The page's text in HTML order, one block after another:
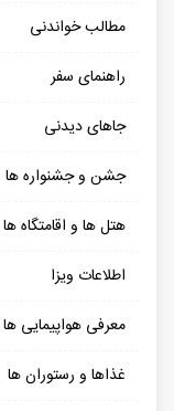
مطالب خواندنی
راهنمای سفر
جاهای دیدنی
جشن و جشنواره ها
هتل ها و اقامتگاه ها
اطلاعات ویزا
معرفی هواپیمایی ها
غذاها و رستوران ها